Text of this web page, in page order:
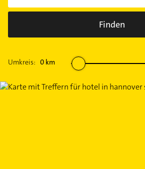
Finden
Umkreis: 0 km